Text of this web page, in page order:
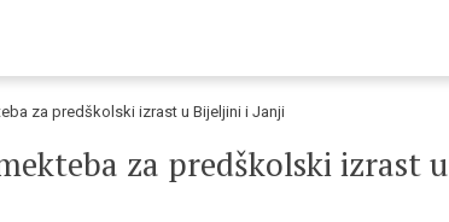
za predškolski izrast u Bijeljini i Janji
za predškolski izrast u